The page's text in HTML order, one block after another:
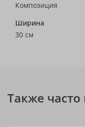
Композиция
Ширина
30 см
Также